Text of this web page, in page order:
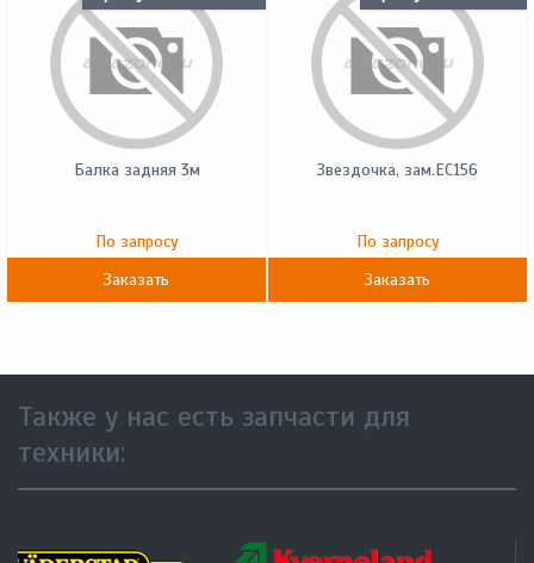
Балка задняя 3м
По запросу
Заказать
Звездочка, зам.EC156
По запросу
Заказать
Также у нас есть запчасти для
техники: